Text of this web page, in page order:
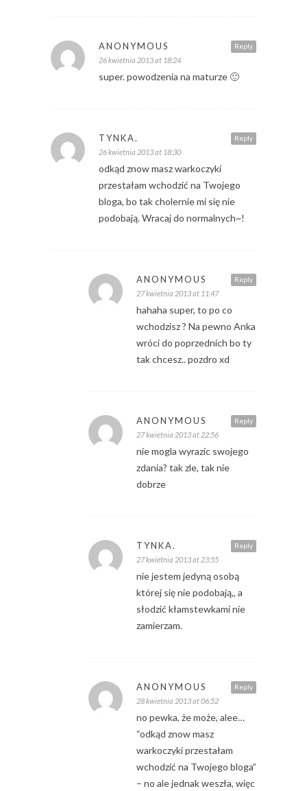
Reply
ANONYMOUS
26 kwietnia 2013 at 18:24
super. powodzenia na maturze 🙂
Reply
TYNKA.
26 kwietnia 2013 at 18:30
odkąd znow masz warkoczyki
przestałam wchodzić na Twojego
bloga, bo tak cholernie mi się nie
podobają. Wracaj do normalnych~!
Reply
ANONYMOUS
27 kwietnia 2013 at 11:47
hahaha super, to po co
wchodzisz ? Na pewno Anka
wróci do poprzednich bo ty
tak chcesz.. pozdro xd
Reply
ANONYMOUS
27 kwietnia 2013 at 22:56
nie mogla wyrazic swojego
zdania? tak zle, tak nie
dobrze
Reply
TYNKA.
27 kwietnia 2013 at 23:55
nie jestem jedyną osobą
której się nie podobają,, a
słodzić kłamstewkami nie
zamierzam.
Reply
ANONYMOUS
28 kwietnia 2013 at 06:52
no pewka, że może, alee…
“odkąd znow masz
warkoczyki przestałam
wchodzić na Twojego bloga”
– no ale jednak weszła, więc